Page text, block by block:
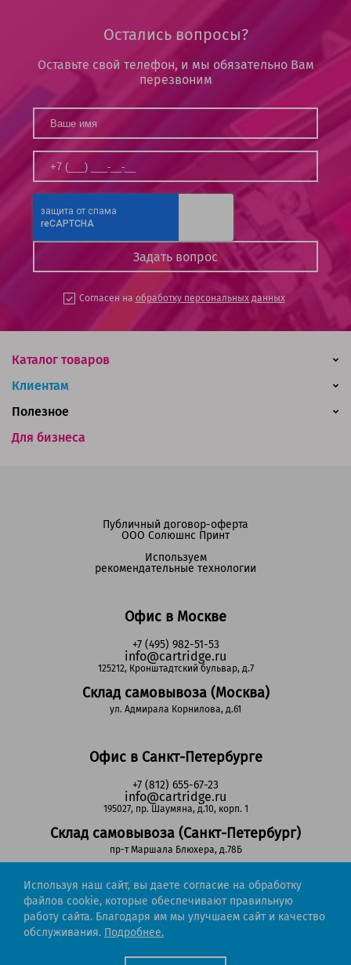
Остались вопросы?
Оставьте свой телефон, и мы обязательно Вам
перезвоним
Согласен на обработку персональных данных
Каталог товаров
Клиентам
Для бизнеса
Полезное
Офис в Москве
+7 (495) 982-51-53
info@cartridge.ru
125212, Кронштадтский бульвар, д.7
Склад самовывоза (Москва)
ул. Адмирала Корнилова, д.61
Офис в Санкт-Петербурге
+7 (812) 655-67-23
info@cartridge.ru
195027, пр. Шаумяна, д.10, корп. 1
Склад самовывоза (Санкт-Петербург)
пр-т Маршала Блюхера, д.78Б
Регионы РФ
8-800-302-51-53
(звонок бесплатный)
Публичный договор-оферта
ООО Солюшнс Принт
Используем
рекомендательные технологии
Используя наш сайт, вы даете согласие на обработку
файлов cookie, которые обеспечивают правильную
работу сайта. Благодаря им мы улучшаем сайт и качество
обслуживания. Подробнее.